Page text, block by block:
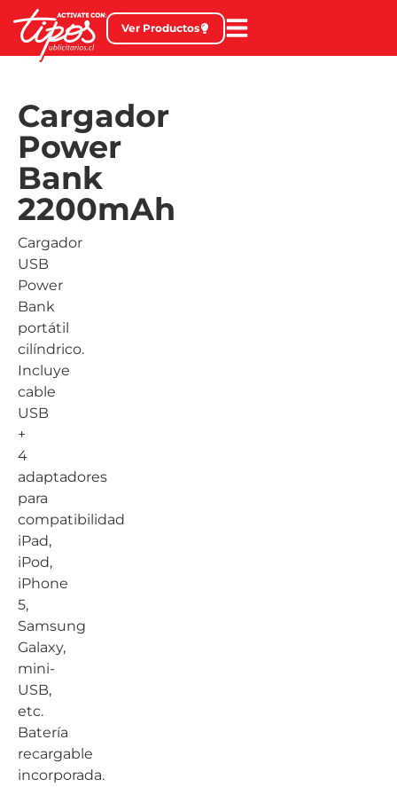
Ver Productos
Cargador
Power
Bank
2200mAh
Cargador
USB
Power
Bank
portátil
cilíndrico.
Incluye
cable
USB
+
4
adaptadores
para
compatibilidad
iPad,
iPod,
iPhone
5,
Samsung
Galaxy,
mini-
USB,
etc.
Batería
recargable
incorporada.